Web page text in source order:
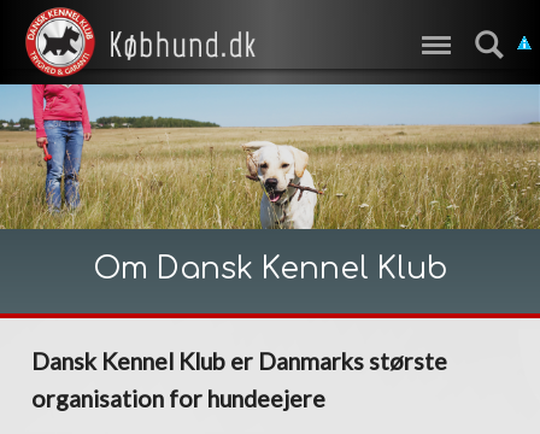
Om Dansk Kennel Klub
Dansk Kennel Klub er Danmarks største
organisation for hundeejere